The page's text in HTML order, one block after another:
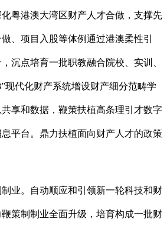
粤港澳大湾区财产人才合做，支撑先
、项目入股等体例通过港澳柔性引
沉点培育一批职教融合院校、实训、
现代化财产系统增设财产细分范畴学
享和数据，鞭策扶植高条理引才数字
平台。鼎力扶植面向财产人才的政策
。自动顺应和引领新一轮科技和财
策制制业全面升级，培育构成一批财